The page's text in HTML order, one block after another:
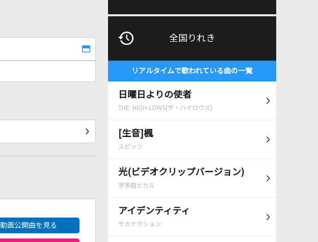
全国りれき
リアルタイムで歌われている曲の一覧
日曜日よりの使者
THE HIGH-LOWS(ザ・ハイロウズ)
[生音]楓
スピッツ
光(ビデオクリップバージョン)
宇多田ヒカル
アイデンティティ
サカナクション
動画公開曲を見る